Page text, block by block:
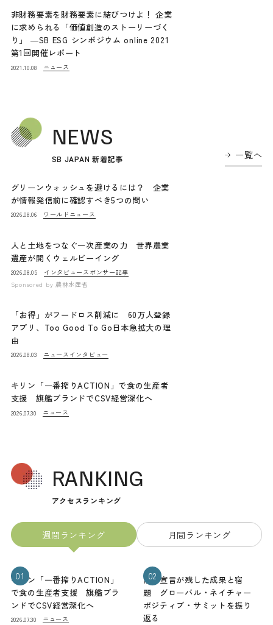
非財務要素を財務要素に結びつけよ！ 企業
に求められる「価値創造のストーリーづく
り」 ―SB ESG シンポジウム online 2021
第1回開催レポート
2021.10.08 ニュース
NEWS
SB JAPAN 新着記事 一覧へ
グリーンウォッシュを避けるには？ 企業
が情報発信前に確認すべき5つの問い
2026.08.06 ワールドニュース
人と土地をつなぐ一次産業の力 世界農業
遺産が開くウェルビーイング
2026.08.05 インタビュー スポンサー記事
Sponsored by 農林水産省
「お得」がフードロス削減に 60万人登録
アプリ、Too Good To Go日本急拡大の理
由
2026.08.03 ニュース インタビュー
キリン「一番搾りACTION」で食の生産者
支援 旗艦ブランドでCSV経営深化へ
2026.07.30 ニュース
RANKING
アクセスランキング
週間ランキング 月間ランキング
01
キリン「一番搾りACTION」
で食の生産者支援 旗艦ブラ
ンドでCSV経営深化へ
2026.07.30 ニュース
02
熊本宣言が残した成果と宿
題 グローバル・ネイチャー
ポジティブ・サミットを振り
返る